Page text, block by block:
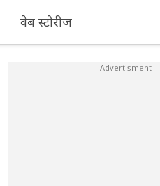
वेब स्टोरीज